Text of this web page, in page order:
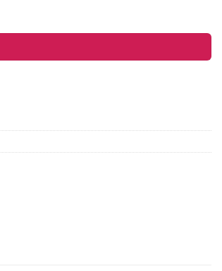
"Дуб Ильмень Браш"